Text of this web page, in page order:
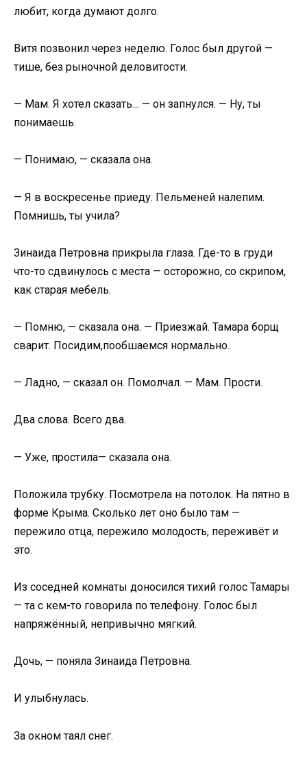
любит, когда думают долго.
Витя позвонил через неделю. Голос был другой —
тише, без рыночной деловитости.
— Мам. Я хотел сказать… — он запнулся. — Ну, ты
понимаешь.
— Понимаю, — сказала она.
— Я в воскресенье приеду. Пельменей налепим.
Помнишь, ты учила?
Зинаида Петровна прикрыла глаза. Где-то в груди
что-то сдвинулось с места — осторожно, со скрипом,
как старая мебель.
— Помню, — сказала она. — Приезжай. Тамара борщ
сварит. Посидим,пообшаемся нормально.
— Ладно, — сказал он. Помолчал. — Мам. Прости.
Два слова. Всего два.
— Уже, простила— сказала она.
Положила трубку. Посмотрела на потолок. На пятно в
форме Крыма. Сколько лет оно было там —
пережило отца, пережило молодость, переживёт и
это.
Из соседней комнаты доносился тихий голос Тамары
— та с кем-то говорила по телефону. Голос был
напряжённый, непривычно мягкий.
Дочь, — поняла Зинаида Петровна.
И улыбнулась.
За окном таял снег.